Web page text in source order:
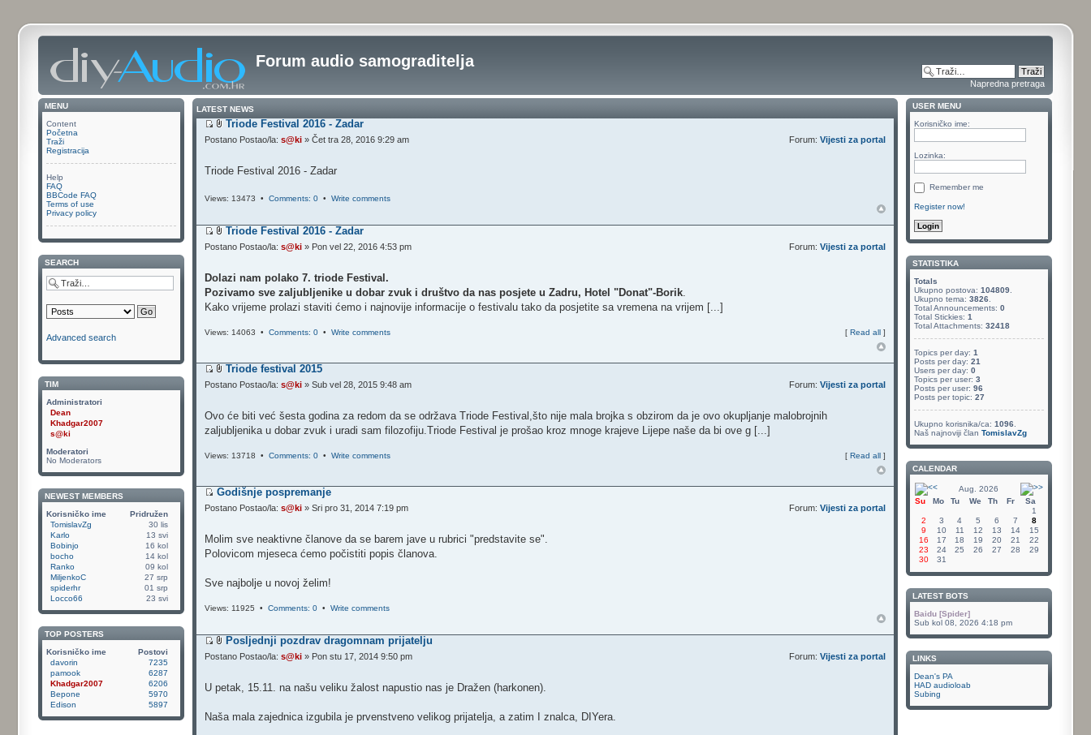
Forum audio samograditelja
Napredna pretraga
MENU
Content
Početna
Traži
Registracija
Help
FAQ
BBCode FAQ
Terms of use
Privacy policy
SEARCH
Advanced search
TIM
Administratori
Dean
Khadgar2007
s@ki
Moderatori
No Moderators
NEWEST MEMBERS
Korisničko ime
Pridružen
TomislavZg
30 lis
Karlo
13 svi
Bobinjo
16 kol
bocho
14 kol
Ranko
09 kol
MiljenkoC
27 srp
spiderhr
01 srp
Locco66
23 svi
TOP POSTERS
Korisničko ime
Postovi
davorin
7235
pamook
6287
Khadgar2007
6206
Bepone
5970
Edison
5897
LATEST NEWS
Triode Festival 2016 - Zadar
Postano Postao/la:s@ki » Čet tra 28, 2016 9:29 am Forum:Vijesti za portal
Triode Festival 2016 - Zadar
Views: 13473 •Comments: 0 •Write comments
Triode Festival 2016 - Zadar
Postano Postao/la:s@ki » Pon vel 22, 2016 4:53 pm Forum:Vijesti za portal
Dolazi nam polako 7. triode Festival.
Pozivamo sve zaljubljenike u dobar zvuk i društvo da nas posjete u Zadru, Hotel "Donat"-Borik.
Kako vrijeme prolazi staviti ćemo i najnovije informacije o festivalu tako da posjetite sa vremena na vrijem [...]
Views: 14063 •Comments: 0 •Write comments [Read all ]
Triode festival 2015
Postano Postao/la:s@ki » Sub vel 28, 2015 9:48 am Forum:Vijesti za portal
Ovo će biti već šesta godina za redom da se održava Triode Festival,što nije mala brojka s obzirom da je ovo okupljanje malobrojnih
zaljubljenika u dobar zvuk i uradi sam filozofiju.Triode Festival je prošao kroz mnoge krajeve Lijepe naše da bi ove g [...]
Views: 13718 •Comments: 0 •Write comments [Read all ]
Godišnje pospremanje
Postano Postao/la:s@ki » Sri pro 31, 2014 7:19 pm Forum:Vijesti za portal
Molim sve neaktivne članove da se barem jave u rubrici "predstavite se".
Polovicom mjeseca ćemo počistiti popis članova.
Sve najbolje u novoj želim!
Views: 11925 •Comments: 0 •Write comments
Posljednji pozdrav dragomnam prijatelju
Postano Postao/la:s@ki » Pon stu 17, 2014 9:50 pm Forum:Vijesti za portal
U petak, 15.11. na našu veliku žalost napustio nas je Dražen (harkonen).
Naša mala zajednica izgubila je prvenstveno velikog prijatelja, a zatim I znalca, DIYera.
USER MENU
Korisničko ime:
Lozinka:
Remember me
Register now!
STATISTIKA
Totals
Ukupno postova:104809
Ukupno tema:3826
Total Announcements:0
Total Stickies:1
Total Attachments:32418
Topics per day:1
Posts per day:21
Users per day:0
Topics per user:3
Posts per user:96
Posts per topic:27
Ukupno korisnika/ca:1096
Naš najnoviji članTomislavZg
CALENDAR
Aug. 2026
Su
Mo Tu We Th Fr
Sa
1
2
3 4 5 6 7
8
9
10 11 12 13 14
15
16
17 18 19 20 21
22
23
24 25 26 27 28
29
30
31
LATEST BOTS
Baidu [Spider]
Sub kol 08, 2026 4:18 pm
LINKS
Dean's PA
HAD audioloab
Subing